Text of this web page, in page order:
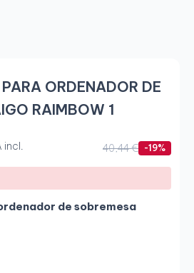
ORDENADOR DE
RAIMBOW 1
incl. 40,44 € -19%
de sobremesa